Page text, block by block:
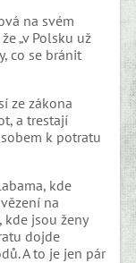
na svém
„v Polsku už
co se bránit
ze zákona
a trestají
k potratu
kde
na
kde jsou ženy
dojde
A to je jen pár